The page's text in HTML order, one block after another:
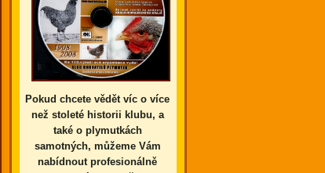
Pokud chcete vědět víc o více
než stoleté historii klubu, a
také o plymutkách
samotných, můžeme Vám
nabídnout profesionálně